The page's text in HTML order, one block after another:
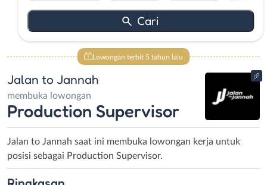
Lowongan terbit 5 tahun lalu
Jalan to Jannah
membuka lowongan
Production Supervisor
Jalan to Jannah saat ini membuka lowongan kerja untuk
posisi sebagai Production Supervisor.